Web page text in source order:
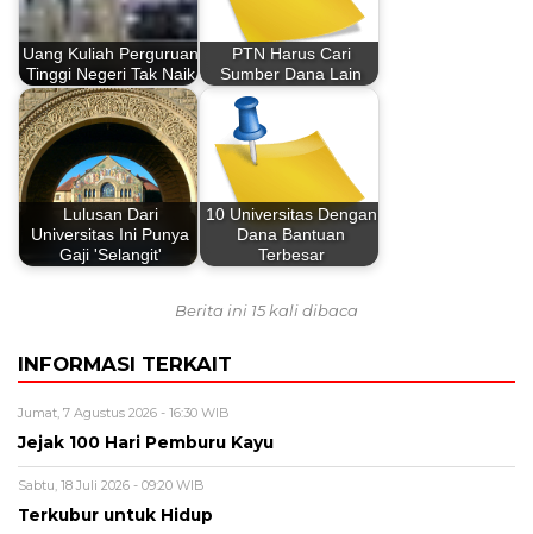
Uang Kuliah Perguruan
Tinggi Negeri Tak Naik
PTN Harus Cari
Sumber Dana Lain
Lulusan Dari
Universitas Ini Punya
Gaji 'Selangit'
10 Universitas Dengan
Dana Bantuan
Terbesar
Berita ini 15 kali dibaca
INFORMASI TERKAIT
Jumat, 7 Agustus 2026 - 16:30 WIB
Jejak 100 Hari Pemburu Kayu
Sabtu, 18 Juli 2026 - 09:20 WIB
Terkubur untuk Hidup